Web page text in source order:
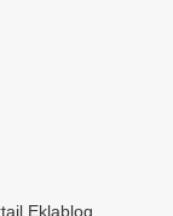
Eklablog